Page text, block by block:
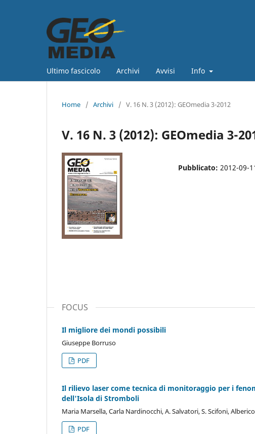
Ultimo fascicolo Archivi Avvisi Info
Home / Archivi / V. 16 N. 3 (2012): GEOmedia 3-2012
V. 16 N. 3 (2012): GEOmedia 3-
Pubblicato: 2012-09-
FOCUS
Il migliore dei mondi possibili
Giuseppe Borruso
PDF
Il rilievo laser come tecnica di monitoraggio per i
dell'Isola di Stromboli
Maria Marsella, Carla Nardinocchi, A. Salvatori, S. Scifoni,
PDF